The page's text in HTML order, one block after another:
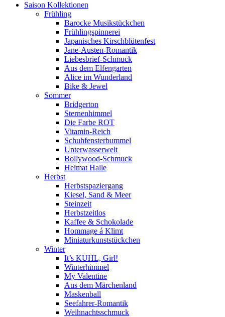
Saison Kollektionen
Frühling
Barocke Musikstückchen
Frühlingspinnerei
Japanisches Kirschblütenfest
Jane-Austen-Romantik
Liebesbrief-Schmuck
Aus dem Elfengarten
Alice im Wunderland
Bike & Jewel
Sommer
Bridgerton
Sternenhimmel
Die Farbe ROT
Vitamin-Reich
Schuhfensterbummel
Unterwasserwelt
Bollywood-Schmuck
Heimat Halle
Herbst
Herbstspaziergang
Kiesel, Sand & Meer
Steinzeit
Herbstzeitlos
Kaffee & Schokolade
Hommage á Klimt
Miniaturkunststückchen
Winter
It’s KUHL, Girl!
Winterhimmel
My Valentine
Aus dem Märchenland
Maskenball
Seefahrer-Romantik
Weihnachtsschmuck